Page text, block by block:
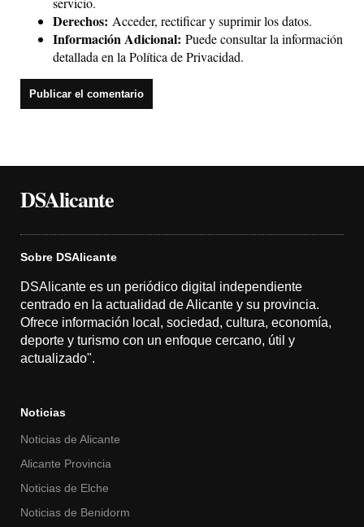
Derechos: Acceder, rectificar y suprimir los datos.
Información Adicional: Puede consultar la información
detallada en la Política de Privacidad.
DSAlicante
Sobre DSAlicante
DSAlicante es un periódico digital independiente
centrado en la actualidad de Alicante y su provincia.
Ofrece información local, sociedad, cultura, economía,
deporte y turismo con un enfoque cercano, útil y
actualizado".
Noticias
Noticias de Alicante
Alicante Provincia
Noticias de Elche
Noticias de Benidorm